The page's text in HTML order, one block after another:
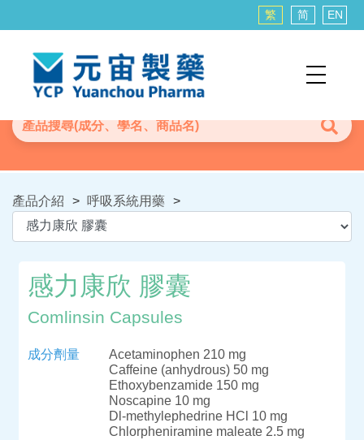
繁 简 EN
產品介紹 > 呼吸系統用藥 >
感力康欣 膠囊
Comlinsin Capsules
成分劑量
Acetaminophen 210 mg
Caffeine (anhydrous) 50 mg
Ethoxybenzamide 150 mg
Noscapine 10 mg
Dl-methylephedrine HCl 10 mg
Chlorpheniramine maleate 2.5 mg